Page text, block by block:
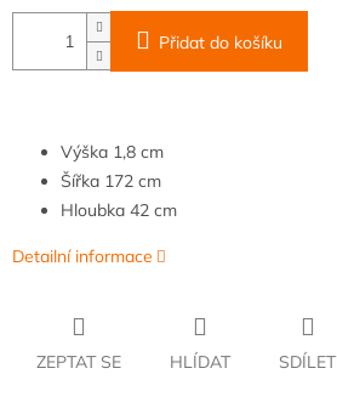
Přidat do košíku
Výška 1,8 cm
Šířka 172 cm
Hloubka 42 cm
Detailní informace
ZEPTAT SE HLÍDAT SDÍLET